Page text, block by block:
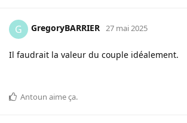
G GregoryBARRIER 27 mai 2025
Il faudrait la valeur du couple idéalement.
Antoun aime ça.